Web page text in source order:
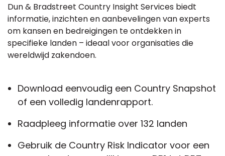
Dun & Bradstreet Country Insight Services biedt
informatie, inzichten en aanbevelingen van experts
om kansen en bedreigingen te ontdekken in
specifieke landen – ideaal voor organisaties die
wereldwijd zakendoen.
Download eenvoudig een Country Snapshot
of een volledig landenrapport.
Raadpleeg informatie over 132 landen
Gebruik de Country Risk Indicator voor een